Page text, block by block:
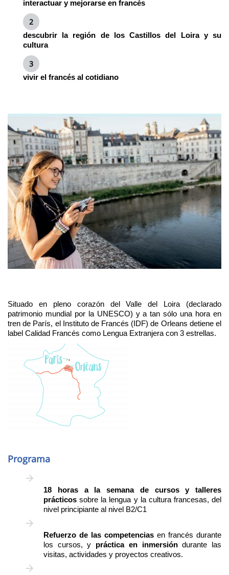
interactuar y mejorarse en francés
descubrir la región de los Castillos del Loira y su
cultura
vivir el francés al cotidiano
Situado en pleno corazón del Valle del Loira (declarado
patrimonio mundial por la UNESCO) y a tan sólo una hora en
tren de París, el Instituto de Francés (IDF) de Orleans detiene el
label Calidad Francés como Lengua Extranjera con 3 estrellas.
Programa
18 horas a la semana de cursos y talleres
prácticos sobre la lengua y la cultura francesas, del
nivel principiante al nivel B2/C1
Refuerzo de las competencias en francés durante
los cursos, y práctica en inmersióndurante las
visitas, actividades y proyectos creativos.